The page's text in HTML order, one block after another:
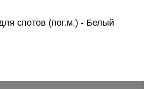
спотов (пог.м.) - Белый